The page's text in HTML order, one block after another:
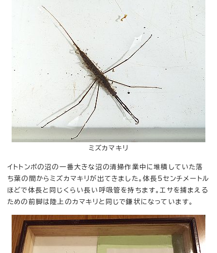
ミズカマキリ
イトトンボの沼の一番大きな沼の清掃作業中に堆積していた落
ち葉の間からミズカマキリが出てきました。体長5センチメートル
ほどで体長と同じくらい長い呼吸管を持ちます。エサを捕まえる
ための前脚は陸上のカマキリと同じで鎌状になっています。